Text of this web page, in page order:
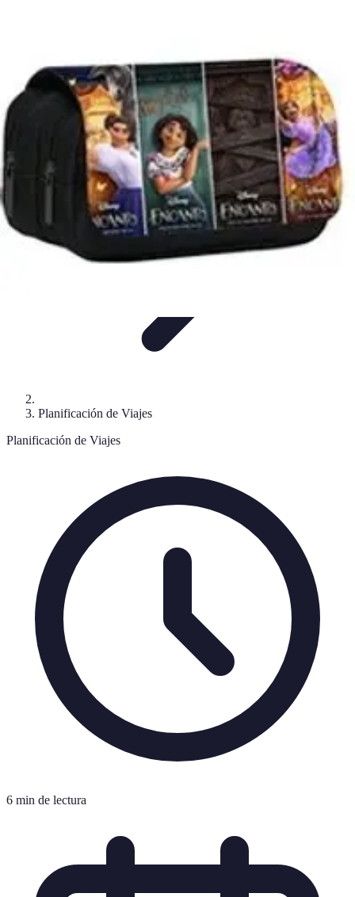
Viaja con Encanto
Planificación de Viajes
Planificación de Viajes
6 min de lectura